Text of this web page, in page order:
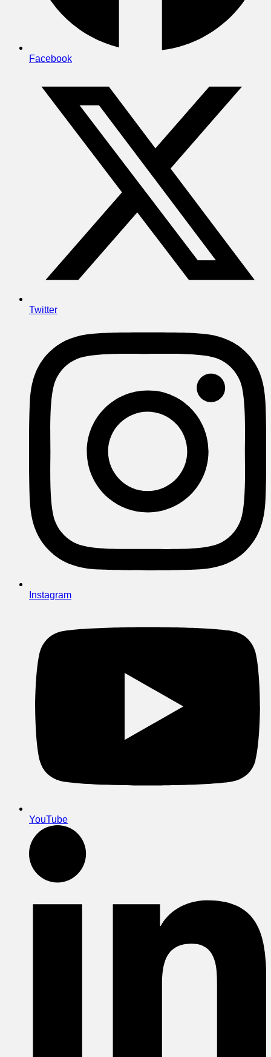
Facebook
Twitter
Instagram
YouTube